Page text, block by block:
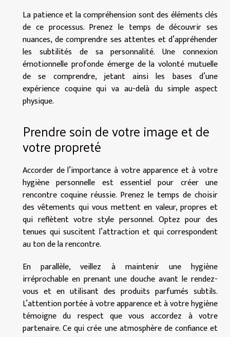
La patience et la compréhension sont des éléments clés
de ce processus. Prenez le temps de découvrir ses
nuances, de comprendre ses attentes et d’appréhender
les subtilités de sa personnalité. Une connexion
émotionnelle profonde émerge de la volonté mutuelle
de se comprendre, jetant ainsi les bases d’une
expérience coquine qui va au-delà du simple aspect
physique.
Prendre soin de votre image et de
votre propreté
Accorder de l’importance à votre apparence et à votre
hygiène personnelle est essentiel pour créer une
rencontre coquine réussie. Prenez le temps de choisir
des vêtements qui vous mettent en valeur, propres et
qui reflètent votre style personnel. Optez pour des
tenues qui suscitent l’attraction et qui correspondent
au ton de la rencontre.
En parallèle, veillez à maintenir une hygiène
irréprochable en prenant une douche avant le rendez-
vous et en utilisant des produits parfumés subtils.
L’attention portée à votre apparence et à votre hygiène
témoigne du respect que vous accordez à votre
partenaire. Ce qui crée une atmosphère de confiance et